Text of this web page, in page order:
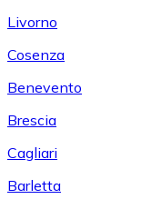
Livorno
Cosenza
Benevento
Brescia
Cagliari
Barletta